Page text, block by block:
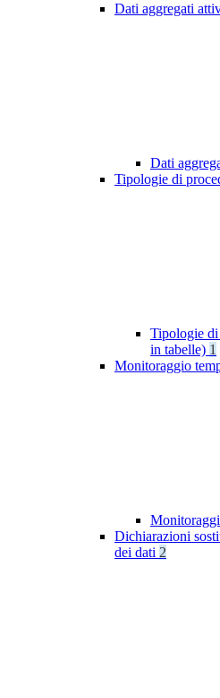
Dati aggregati
Dati
Tipologie di
Tipologie di
in tabelle) 1
Monitoraggio
Dichiarazioni
dei dati 2